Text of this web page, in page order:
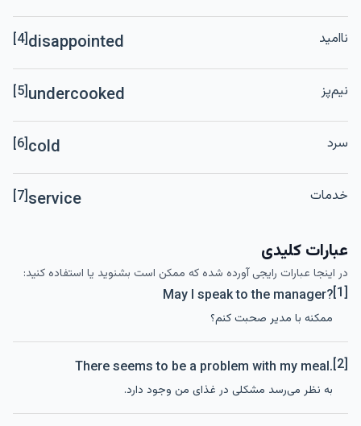
[4]disappointed ناامید
[5]undercooked نیم‌پز
[6]cold سرد
[7]service خدمات
عبارات کلیدی
در اینجا عبارات رایجی آورده شده که ممکن است بشنوید یا استفاده کنید:
[1]
May I speak to the manager?
ممکنه با مدیر صحبت کنم؟
[2]
There seems to be a problem with my meal.
به نظر می‌رسد مشکلی در غذای من وجود دارد.